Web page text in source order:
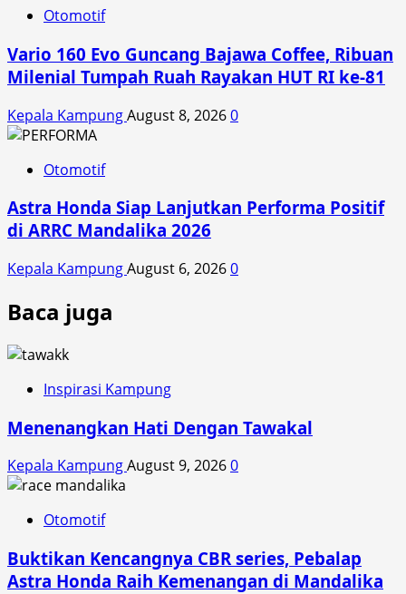
Otomotif
Vario 160 Evo Guncang Bajawa Coffee, Ribuan
Milenial Tumpah Ruah Rayakan HUT RI ke-81
Kepala KampungAugust 8, 20260
Otomotif
Astra Honda Siap Lanjutkan Performa Positif
di ARRC Mandalika 2026
Kepala KampungAugust 6, 20260
Baca juga
Inspirasi Kampung
Menenangkan Hati Dengan Tawakal
Kepala KampungAugust 9, 20260
Otomotif
Buktikan Kencangnya CBR series, Pebalap
Astra Honda Raih Kemenangan di Mandalika